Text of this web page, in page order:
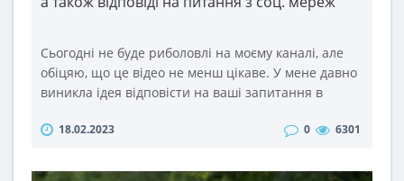
Сьогодні не буде риболовлі на моєму каналі, але
обіцяю, що це відео не менш цікаве. У мене давно
виникла ідея відповісти на ваші запитання в
дуже багато під кожним відео та в соц. мережах.
відео. ..
18.02.2023 0 6301